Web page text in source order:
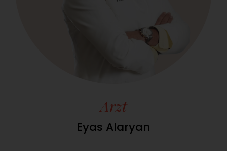
Arzt
Eyas Alaryan